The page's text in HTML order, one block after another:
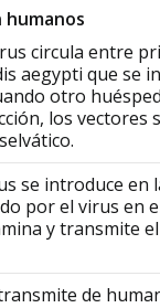
humanos
circula entre
aegypti que se
otro
los vectores
se introduce
por el virus en
y transmite
de